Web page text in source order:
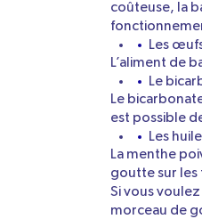
coûteuse, la
Les
L’aliment de
Le
Le
est possible
Les
La menthe
goutte sur les
Si vous
morceau de